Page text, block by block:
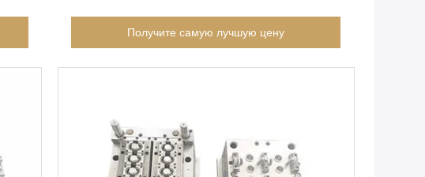
Получите самую лучшую цену